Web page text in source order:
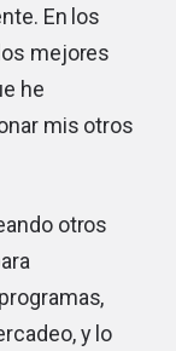
En los
mejores
he
mis otros
otros
y lo